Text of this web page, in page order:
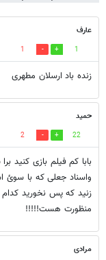
عارف
1
1
زنده باد ارسلان مطهری
حمید
22
2
بابا کم فیلم بازی کنید
واسناد جعلی که با سوئ
منظورت هست!!!!!
مرادی